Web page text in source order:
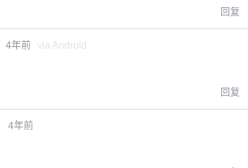
回复
4年前 via Android
回复
4年前